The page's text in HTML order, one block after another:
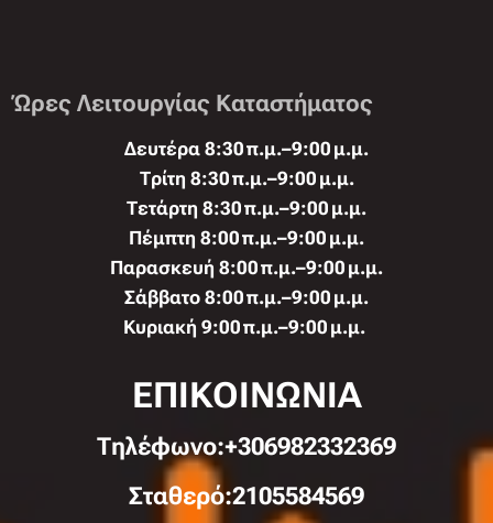
Ώρες Λειτουργίας Καταστήματος
Δευτέρα 8:30 π.μ.–9:00 μ.μ.
Τρίτη 8:30 π.μ.–9:00 μ.μ.
Τετάρτη 8:30 π.μ.–9:00 μ.μ.
Πέμπτη 8:00 π.μ.–9:00 μ.μ.
Παρασκευή 8:00 π.μ.–9:00 μ.μ.
Σάββατο 8:00 π.μ.–9:00 μ.μ.
Κυριακή 9:00 π.μ.–9:00 μ.μ.
ΕΠΙΚΟΙΝΩΝΙΑ
Τηλέφωνo:+306982332369
Σταθερό:2105584569